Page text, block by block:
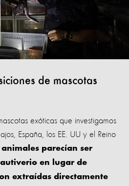
de mascotas
exóticas que investigamos
España, los EE. UU y el Reino
parecían ser
en lugar de
extraídas directamente